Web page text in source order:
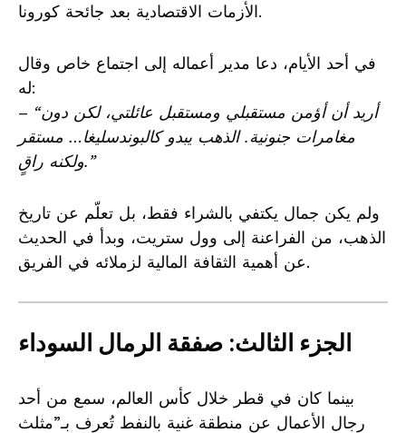
الأزمات الاقتصادية بعد جائحة كورونا.
في أحد الأيام، دعا مدير أعماله إلى اجتماع خاص وقال
له:
– “أريد أن أؤمن مستقبلي ومستقبل عائلتي، لكن دون
مغامرات جنونية. الذهب يبدو كالبوندسليغا… مستقر
ولكنه راقٍ.”
ولم يكن جمال يكتفي بالشراء فقط، بل تعلّم عن تاريخ
الذهب، من الفراعنة إلى وول ستريت، وبدأ في الحديث
عن أهمية الثقافة المالية لزملائه في الفريق.
الجزء الثالث: صفقة الرمال السوداء
بينما كان في قطر خلال كأس العالم، سمع من أحد
رجال الأعمال عن منطقة غنية بالنفط تُعرف بـ”مثلث